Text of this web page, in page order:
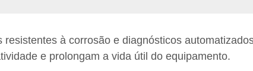
à corrosão e diagnósticos
e prolongam a vida útil do equipamento.